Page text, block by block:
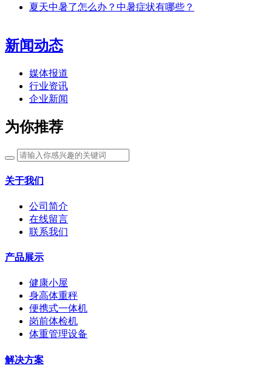
夏天中暑了怎么办？中暑症状有哪些？
新闻动态
媒体报道
行业资讯
企业新闻
为你推荐
关于我们
公司简介
在线留言
联系我们
产品展示
健康小屋
身高体重秤
便携式一体机
岗前体检机
体重管理设备
解决方案